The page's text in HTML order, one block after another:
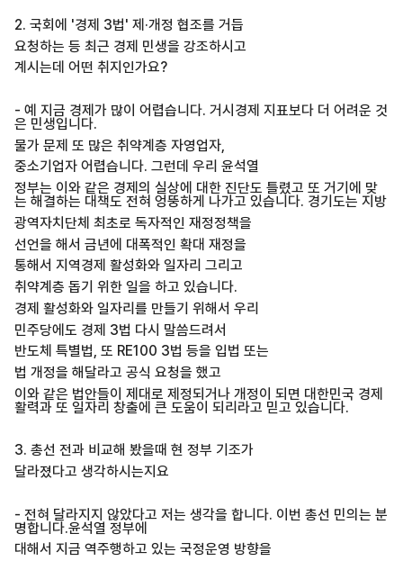
2. 국회에 '경제 3법' 제·개정 협조를 거듭
요청하는 등 최근 경제 민생을 강조하시고
계시는데 어떤 취지인가요?
- 예 지금 경제가 많이 어렵습니다. 거시경제 지표보다 더 어려운 것
은 민생입니다.
물가 문제 또 많은 취약계층 자영업자,
중소기업자 어렵습니다. 그런데 우리 윤석열
정부는 이와 같은 경제의 실상에 대한 진단도 틀렸고 또 거기에 맞
는 해결하는 대책도 전혀 엉뚱하게 나가고 있습니다. 경기도는 지방
광역자치단체 최초로 독자적인 재정정책을
선언을 해서 금년에 대폭적인 확대 재정을
통해서 지역경제 활성화와 일자리 그리고
취약계층 돕기 위한 일을 하고 있습니다.
경제 활성화와 일자리를 만들기 위해서 우리
민주당에도 경제 3법 다시 말씀드려서
반도체 특별법, 또 RE100 3법 등을 입법 또는
법 개정을 해달라고 공식 요청을 했고
이와 같은 법안들이 제대로 제정되거나 개정이 되면 대한민국 경제
활력과 또 일자리 창출에 큰 도움이 되리라고 믿고 있습니다.
3. 총선 전과 비교해 봤을때 현 정부 기조가
달라졌다고 생각하시는지요
- 전혀 달라지지 않았다고 저는 생각을 합니다. 이번 총선 민의는 분
명합니다.윤석열 정부에
대해서 지금 역주행하고 있는 국정운영 방향을